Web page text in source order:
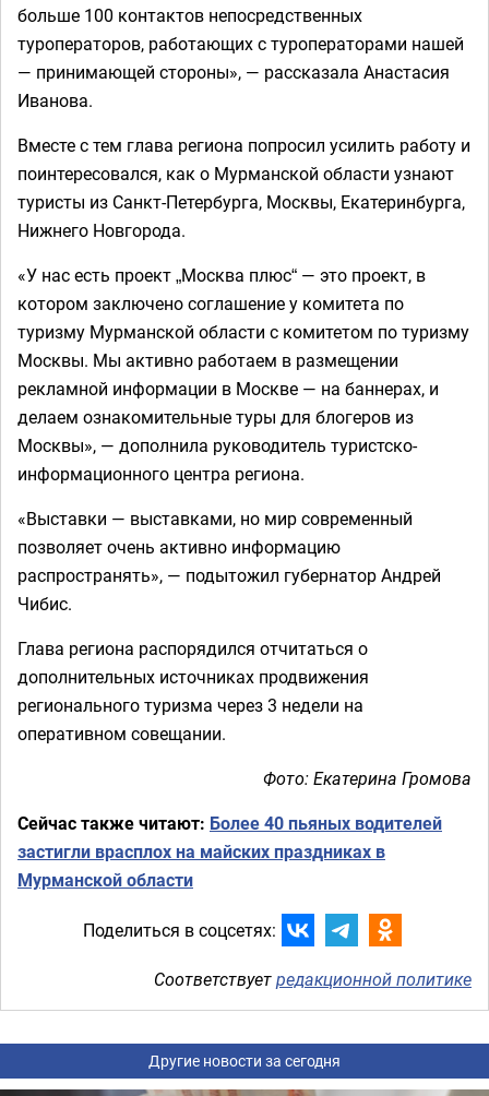
больше 100 контактов непосредственных
туроператоров, работающих с туроператорами нашей
— принимающей стороны», — рассказала Анастасия
Иванова.
Вместе с тем глава региона попросил усилить работу и
поинтересовался, как о Мурманской области узнают
туристы из Санкт-Петербурга, Москвы, Екатеринбурга,
Нижнего Новгорода.
«У нас есть проект „Москва плюс“ — это проект, в
котором заключено соглашение у комитета по
туризму Мурманской области с комитетом по туризму
Москвы. Мы активно работаем в размещении
рекламной информации в Москве — на баннерах, и
делаем ознакомительные туры для блогеров из
Москвы», — дополнила руководитель туристско-
информационного центра региона.
«Выставки — выставками, но мир современный
позволяет очень активно информацию
распространять», — подытожил губернатор Андрей
Чибис.
Глава региона распорядился отчитаться о
дополнительных источниках продвижения
регионального туризма через 3 недели на
оперативном совещании.
Фото: Екатерина Громова
Сейчас также читают: Более 40 пьяных водителей
застигли врасплох на майских праздниках в
Мурманской области
Поделиться в соцсетях:
Соответствуетредакционной политике
Другие новости за сегодня